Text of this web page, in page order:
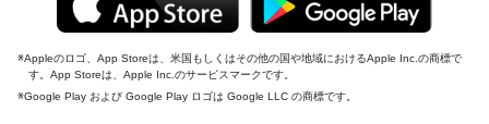
Appleのロゴ、App Storeは、米国もしくはその他の国や地域におけるApple Inc.の商標で
す。App Storeは、Apple Inc.のサービスマークです。
Google Play および Google Play ロゴは Google LLC の商標です。